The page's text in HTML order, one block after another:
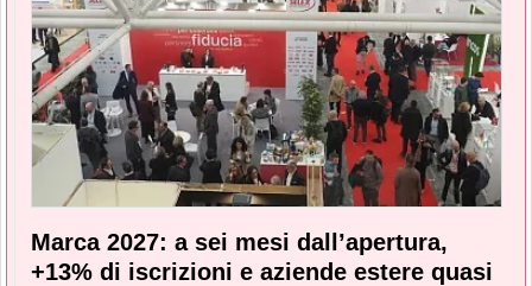
Marca 2027: a sei mesi dall’apertura,
+13% di iscrizioni e aziende estere quasi